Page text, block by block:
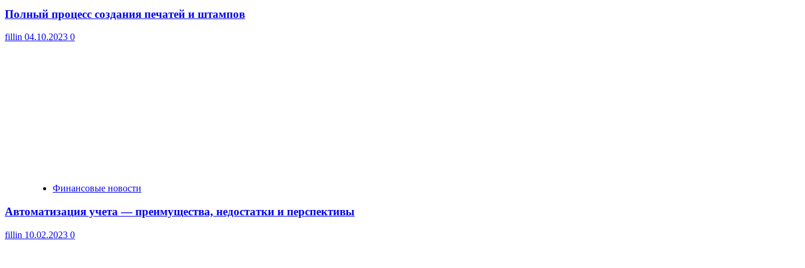
Полный процесс создания печатей и штампов
fillin 04.10.2023 0
Финансовые новости
Автоматизация учета — преимущества, недостатки и перспективы
fillin 10.02.2023 0